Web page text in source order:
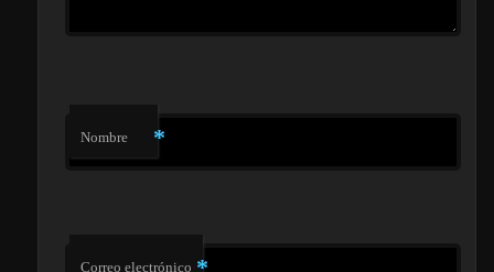
Nombre *
Correo electrónico